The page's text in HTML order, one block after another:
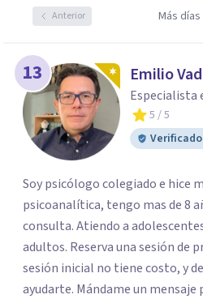
Anterior Más días
13 Emilio
Especialista
5 / 5
Verificado
Soy psicólogo colegiado e hice
psicoanalítica, tengo mas de 8
consulta. Atiendo a
adultos. Reserva una sesión de
sesión inicial no tiene costo, y
ayudarte. Mándame un mensaje